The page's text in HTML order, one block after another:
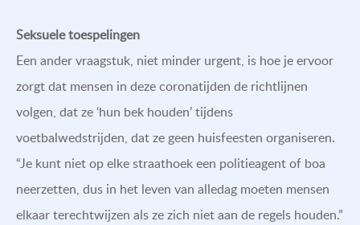
Seksuele toespelingen
Een ander vraagstuk, niet minder urgent, is hoe je ervoor
zorgt dat mensen in deze coronatijden de richtlijnen
volgen, dat ze ‘hun bek houden’ tijdens
voetbalwedstrijden, dat ze geen huisfeesten organiseren.
“Je kunt niet op elke straathoek een politieagent of boa
neerzetten, dus in het leven van alledag moeten mensen
elkaar terechtwijzen als ze zich niet aan de regels houden.”